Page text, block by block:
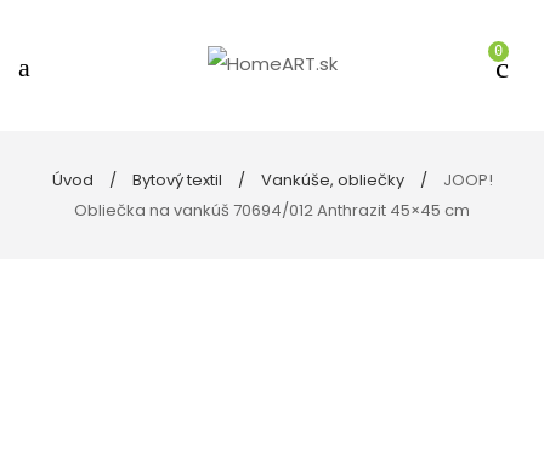
0
Úvod Bytový textil Vankúše, obliečky
JOOP!
Obliečka na vankúš 70694/012 Anthrazit 45×45 cm